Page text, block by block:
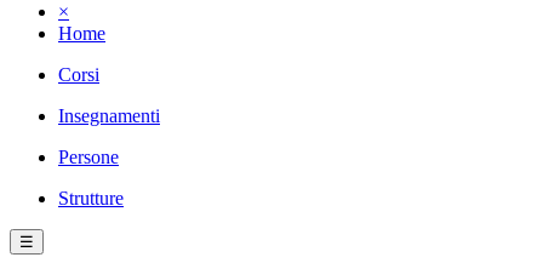
×
Home
Corsi
Insegnamenti
Persone
Strutture
☰